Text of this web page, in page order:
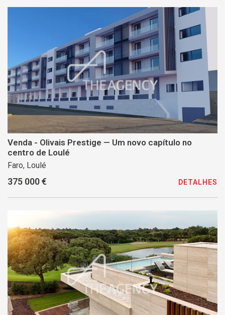
Venda - Olivais Prestige — Um novo capítulo no
centro de Loulé
Faro, Loulé
375 000 € DETALHES